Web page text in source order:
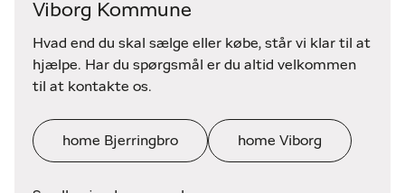
Viborg Kommune
Hvad end du skal sælge eller købe, står vi klar til at
hjælpe. Har du spørgsmål er du altid velkommen
til at kontakte os.
home Bjerringbro home Viborg